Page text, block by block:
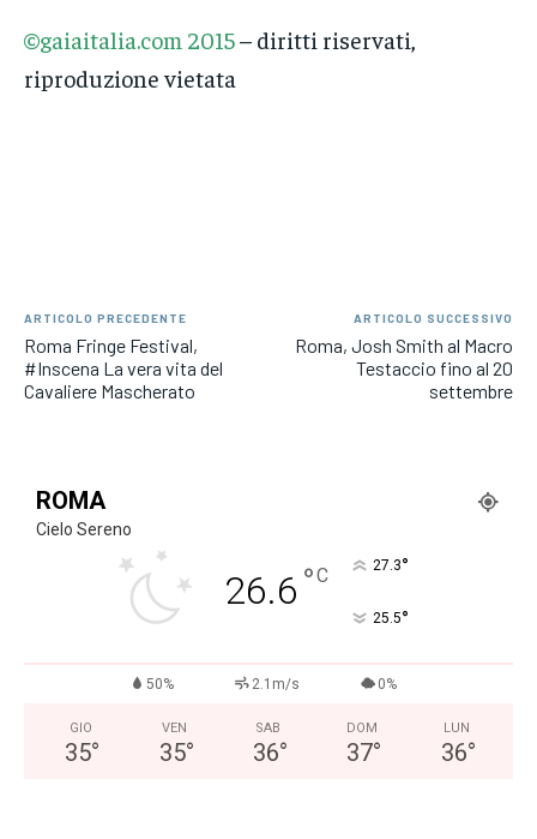
©gaiaitalia.com 2015– diritti riservati,
riproduzione vietata
ARTICOLO PRECEDENTE
Roma Fringe Festival,
#Inscena La vera vita del
Cavaliere Mascherato
ARTICOLO SUCCESSIVO
Roma, Josh Smith al Macro
Testaccio fino al 20
settembre
ROMA
Cielo Sereno
26.6 °C 27.3°
25.5°
50% 2.1m/s 0%
GIO
35°
VEN
35°
SAB
36°
DOM
37°
LUN
36°